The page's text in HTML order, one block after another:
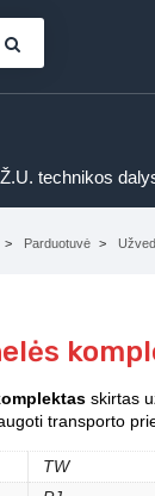
Ž.U. technikos
Parduotuvė
skirtas
transporto
TW